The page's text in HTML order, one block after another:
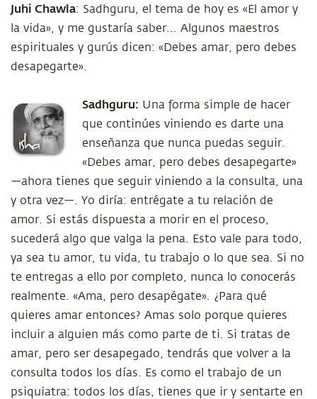
Juhi Chawla: Sadhguru, el tema de hoy es «El amor y
la vida», y me gustaría saber... Algunos maestros
espirituales y gurús dicen: «Debes amar, pero debes
desapegarte».
Sadhguru: Una forma simple de hacer
que continúes viniendo es darte una
enseñanza que nunca puedas seguir.
«Debes amar, pero debes desapegarte»
—ahora tienes que seguir viniendo a la consulta, una
y otra vez—. Yo diría: entrégate a tu relación de
amor. Si estás dispuesta a morir en el proceso,
sucederá algo que valga la pena. Esto vale para todo,
ya sea tu amor, tu vida, tu trabajo o lo que sea. Si no
te entregas a ello por completo, nunca lo conocerás
realmente. «Ama, pero desapégate». ¿Para qué
quieres amar entonces? Amas solo porque quieres
incluir a alguien más como parte de ti. Si tratas de
amar, pero ser desapegado, tendrás que volver a la
consulta todos los días. Es como el trabajo de un
psiquiatra: todos los días, tienes que ir y sentarte en